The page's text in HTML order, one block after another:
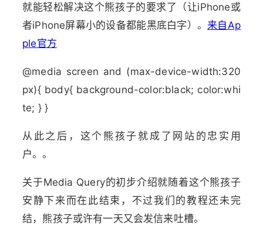
就能轻松解决这个熊孩子的要求了（让iPhone或
者iPhone屏幕小的设备都能黑底白字）。 来自Ap
ple官方
@media screen and (max-device-width:320
px){ body{ background-color:black; color:whi
te; } }
从此之后，这个熊孩子就成了网站的忠实用
户。。
关于Media Query的初步介绍就随着这个熊孩子
安静下来而在此结束，不过我们的教程还未完
结，熊孩子或许有一天又会发信来吐槽。